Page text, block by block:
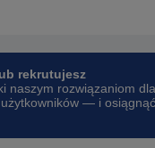
rekrutujesz
naszym rozwiązaniom dla
— i osiągnąć